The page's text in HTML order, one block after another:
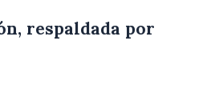
respaldada por